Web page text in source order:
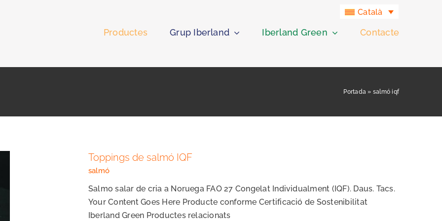
Català
Productes Grup Iberland Iberland Green Contacte
Portada » salmó iqf
Toppings de salmó IQF
salmó
Salmo salar de cria a Noruega FAO 27 Congelat Individualment (IQF). Daus. Tacs.
Your Content Goes Here Producte conforme Certificació de Sostenibilitat
Iberland Green Productes relacionats